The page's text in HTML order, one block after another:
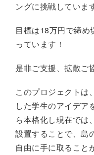
ングに挑戦していま
目標は18万円で締め
っています！
是非ご支援、拡散ご
このプロジェクトは
した学生のアイデア
ら本格化し現在では
設置することで、島
自由に手に取ること